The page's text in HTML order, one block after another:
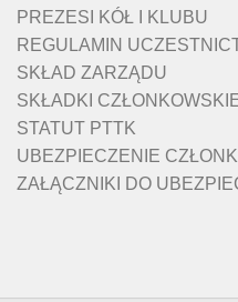
PREZESI KÓŁ I KLUBU
REGULAMIN
SKŁAD ZARZĄDU
SKŁADKI
STATUT PTTK
UBEZPIECZENIE
ZAŁĄCZNIKI DO